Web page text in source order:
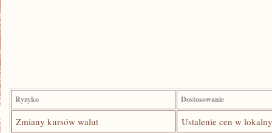
Ryzyko Dostosowanie
Zmiany kursów ⁤walut Ustalenie cen ‌w⁣